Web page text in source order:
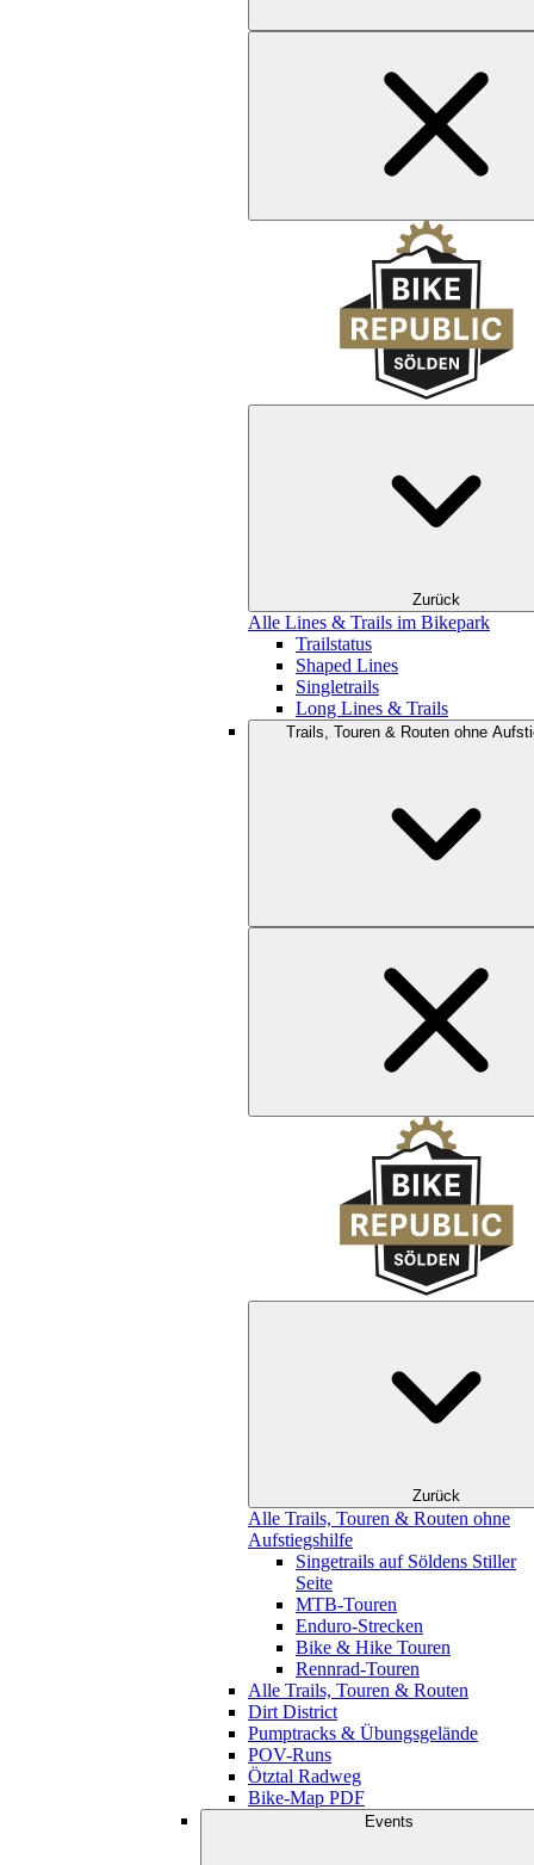
Zurück
Alle Lines & Trails im Bikepark
Trailstatus
Shaped Lines
Singletrails
Long Lines & Trails
Trails, Touren & Routen ohne
Zurück
Alle Trails, Touren & Routen ohne
Aufstiegshilfe
Singetrails auf Söldens Stiller
Seite
MTB-Touren
Enduro-Strecken
Bike & Hike Touren
Rennrad-Touren
Alle Trails, Touren & Routen
Dirt District
Pumptracks & Übungsgelände
POV-Runs
Ötztal Radweg
Bike-Map PDF
Events